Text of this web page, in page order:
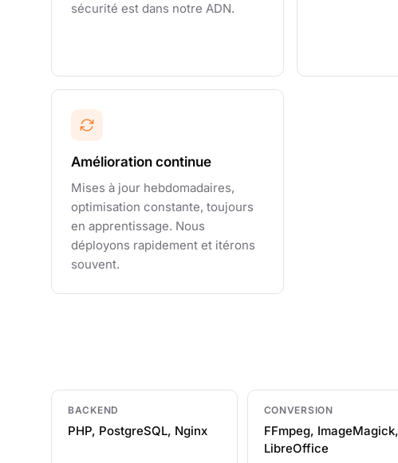
sécurité est dans notre ADN.
Amélioration continue
Mises à jour hebdomadaires,
optimisation constante, toujours
en apprentissage. Nous
déployons rapidement et itérons
souvent.
BACKEND
PHP, PostgreSQL, Nginx
CONVERSION
FFmpeg, ImageMagick,
LibreOffice